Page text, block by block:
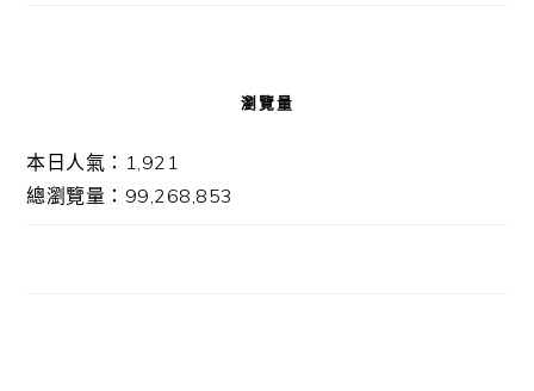
瀏覽量
本日人氣：1,921
總瀏覽量：99,268,853